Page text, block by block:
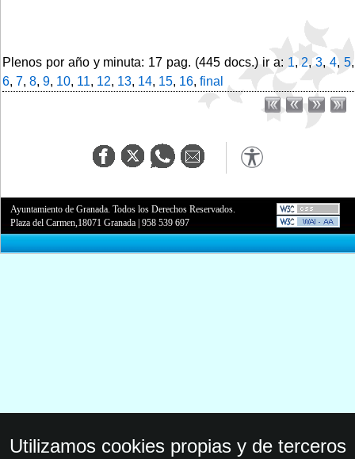
Plenos por año y minuta: 17 pag. (445 docs.) ir a: 1,2,3,4,5,
6, 7, 8, 9, 10, 11, 12, 13, 14, 15, 16, final
Ayuntamiento de Granada. Todos los Derechos Reservados.
Plaza del Carmen,18071 Granada |958 539 697
Utilizamos cookies propias y de terceros